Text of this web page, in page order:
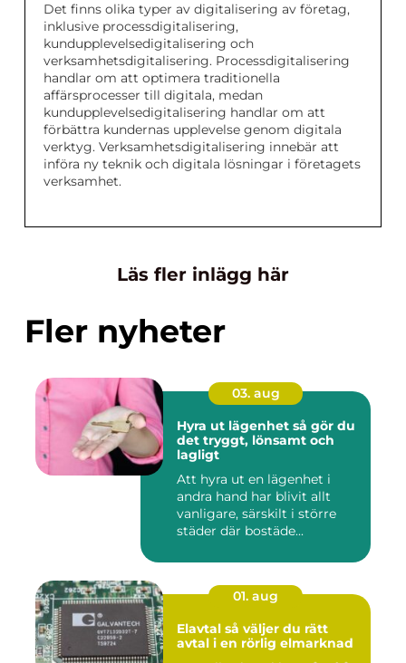
Det finns olika typer av digitalisering av företag,
inklusive processdigitalisering,
kundupplevelsedigitalisering och
verksamhetsdigitalisering. Processdigitalisering
handlar om att optimera traditionella
affärsprocesser till digitala, medan
kundupplevelsedigitalisering handlar om att
förbättra kundernas upplevelse genom digitala
verktyg. Verksamhetsdigitalisering innebär att
införa ny teknik och digitala lösningar i företagets
verksamhet.
Läs fler inlägg här
Fler nyheter
03. aug
Hyra ut lägenhet så gör du
det tryggt, lönsamt och
lagligt
Att hyra ut en lägenhet i
andra hand har blivit allt
vanligare, särskilt i större
städer där bostäde...
01. aug
Elavtal så väljer du rätt
avtal i en rörlig elmarknad